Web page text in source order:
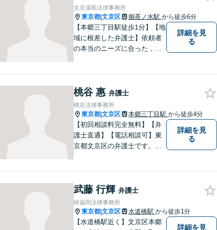
文京湯島法律事務所
東京都|文京区 御茶ノ水駅 から徒歩6分
【本郷三丁目駅徒歩1分】【地
域に根差した弁護士】依頼者
の本当のニーズに合った，オ
法務など、幅広い法律トラブ
ルに対応。【明確な料金体
系】よりよい解決を目指して
いきます。
詳細を見
る
桃谷 惠 弁護士
桃谷法律事務所
東京都|文京区 本郷三丁目駅 から徒歩4分
【初回相談料完全無料】【弁
護士直通】【電話相談可】東
京都文京区の弁護士です。夜
度ご相談してください。
詳細を見
る
武藤 行輝 弁護士
桂協同法律事務所
東京都|文京区 水道橋駅 から徒歩1分
【水道橋駅近く】文京区本郷
詳細を見